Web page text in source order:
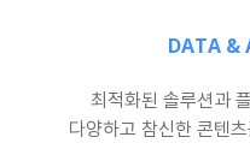
DATA &
최적화된 솔루션과
다양하고 참신한 콘텐